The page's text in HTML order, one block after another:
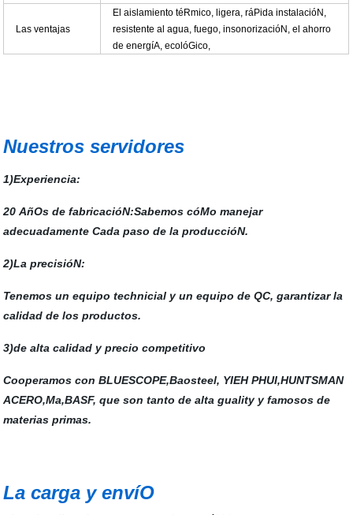
Las ventajas
El aislamiento téRmico, ligera, ráPida instalacióN,
resistente al agua, fuego, insonorizacióN, el ahorro
de energíA, ecolóGico,
Nuestros servidores
1)Experiencia:
20 AñOs de fabricacióN:Sabemos cóMo manejar
adecuadamente Cada paso de la produccióN.
2)La precisióN:
Tenemos un equipo technicial y un equipo de QC, garantizar la
calidad de los productos.
3)de alta calidad y precio competitivo
Cooperamos con BLUESCOPE,Baosteel, YIEH PHUI,HUNTSMAN
ACERO,Ma,BASF, que son tanto de alta guality y famosos de
materias primas.
La carga y envíO